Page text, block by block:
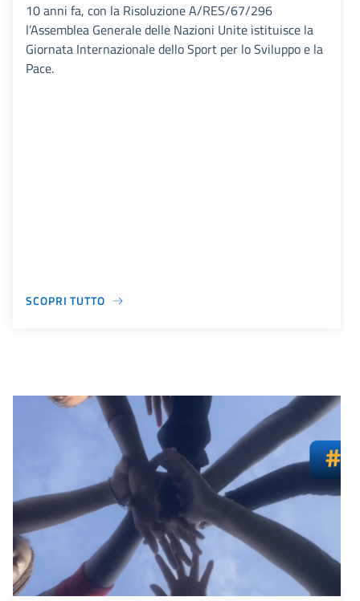
10 anni fa, con la Risoluzione A/RES/67/296
l’Assemblea Generale delle Nazioni Unite istituisce la
Giornata Internazionale dello Sport per lo Sviluppo e la
Pace.
SCOPRI TUTTO